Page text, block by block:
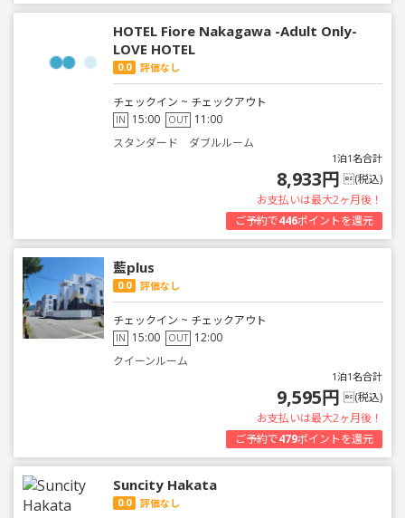
HOTEL Fiore Nakagawa -Adult Only-
LOVE HOTEL
0.0 評価なし
チェックイン ~ チェックアウト
IN 15:00 OUT 11:00
スタンダード ダブルルーム
1泊1名合計
8,933円 (税込)
お支払いは最大2ヶ月後！
ご予約で446ポイントを還元
藍plus
0.0 評価なし
チェックイン ~ チェックアウト
IN 15:00 OUT 12:00
クイーンルーム
1泊1名合計
9,595円 (税込)
お支払いは最大2ヶ月後！
ご予約で479ポイントを還元
Suncity Hakata
0.0 評価なし